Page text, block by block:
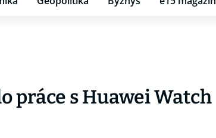
práce s Huawei Watch